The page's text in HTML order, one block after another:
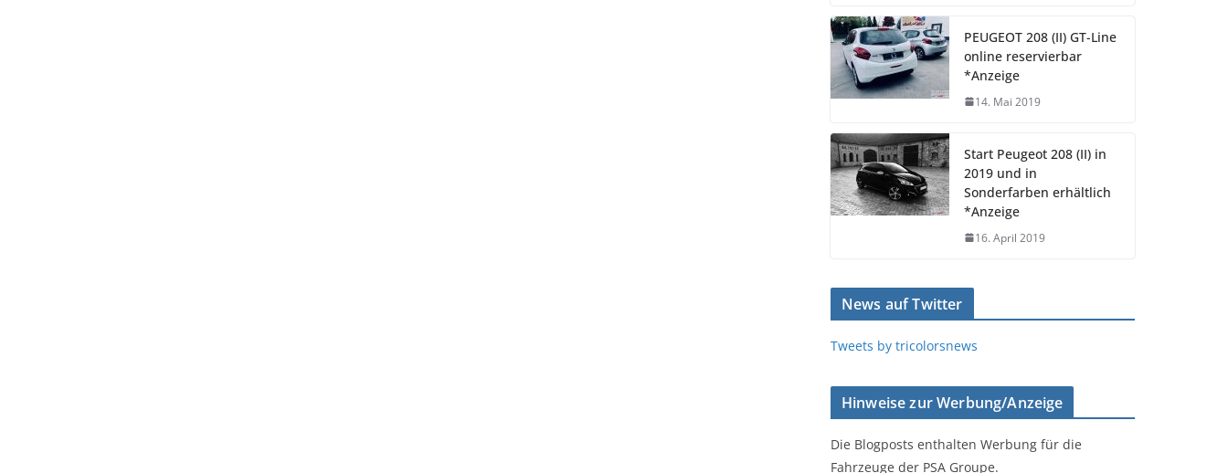
PEUGEOT 208 (II) GT-Line
online reservierbar
*Anzeige
14. Mai 2019
Start Peugeot 208 (II) in
2019 und in
Sonderfarben erhältlich
*Anzeige
16. April 2019
News auf Twitter
Tweets by tricolorsnews
Hinweise zur Werbung/Anzeige
Die Blogposts enthalten Werbung für die
Fahrzeuge der PSA Groupe.